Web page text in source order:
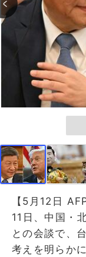
【5月12日
11日、中国・
との会談で、
考えを明らかに